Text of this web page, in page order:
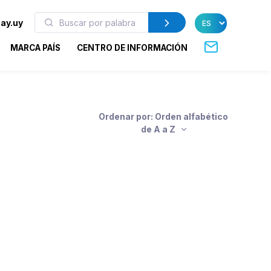
MARCA PAÍS CENTRO DE INFORMACIÓN
Ordenar por: Orden alfabético
de A a Z